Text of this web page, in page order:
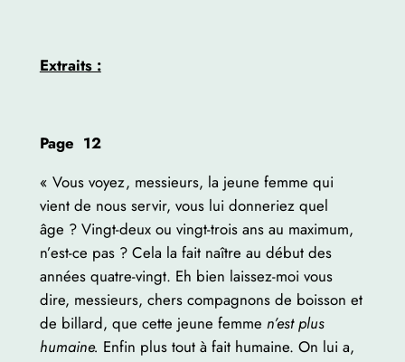
Extraits :
Page 12
« Vous voyez, messieurs, la jeune femme qui
vient de nous servir, vous lui donneriez quel
âge ? Vingt-deux ou vingt-trois ans au maximum,
n’est-ce pas ? Cela la fait naître au début des
années quatre-vingt. Eh bien laissez-moi vous
dire, messieurs, chers compagnons de boisson et
de billard, que cette jeune femme n’est plus
humaine. Enfin plus tout à fait humaine. On lui a,